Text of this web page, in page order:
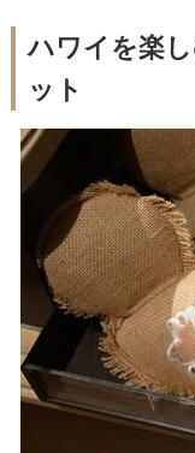
ハワイを楽
ット